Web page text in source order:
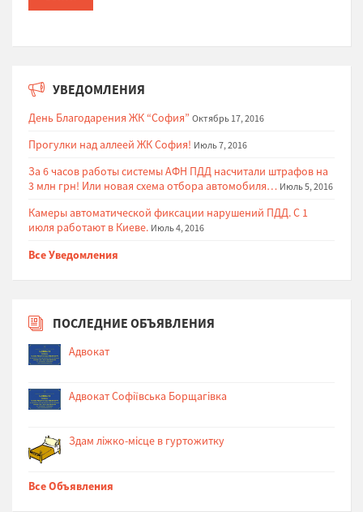
УВЕДОМЛЕНИЯ
День Благодарения ЖК “София” Октябрь 17, 2016
Прогулки над аллеей ЖК София! Июль 7, 2016
За 6 часов работы системы АФН ПДД насчитали штрафов на
3 млн грн! Или новая схема отбора автомобиля… Июль 5, 2016
Камеры автоматической фиксации нарушений ПДД. С 1
июля работают в Киеве. Июль 4, 2016
Все Уведомления
ПОСЛЕДНИЕ ОБЪЯВЛЕНИЯ
Адвокат
Адвокат Софіївська Борщагівка
Здам ліжко-місце в гуртожитку
Все Объявления